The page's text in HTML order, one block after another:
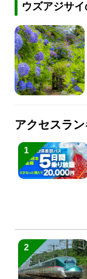
ウズアジサイ
アクセスラ
1
2